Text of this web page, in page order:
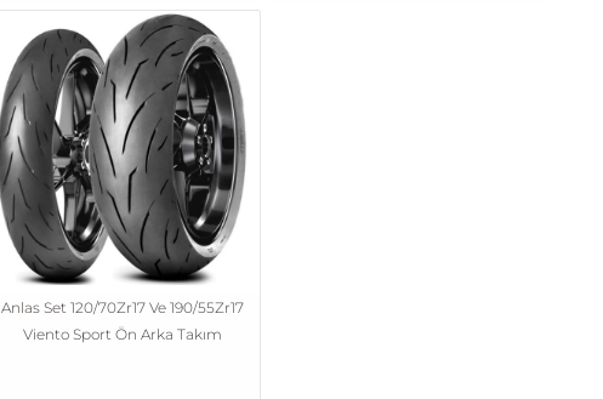
Anlas Set 120/70Zr17 Ve 190/55Zr17
Viento Sport Ön Arka Takım